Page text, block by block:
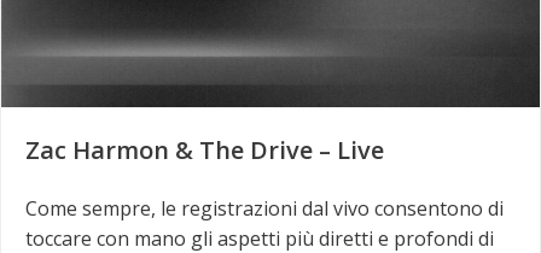
Zac Harmon & The Drive – Live
Come sempre, le registrazioni dal vivo consentono di
toccare con mano gli aspetti più diretti e profondi di